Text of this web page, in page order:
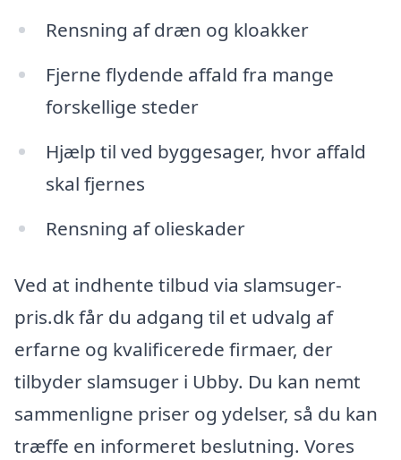
Rensning af dræn og kloakker
Fjerne flydende affald fra mange
forskellige steder
Hjælp til ved byggesager, hvor affald
skal fjernes
Rensning af olieskader
Ved at indhente tilbud via slamsuger-
pris.dk får du adgang til et udvalg af
erfarne og kvalificerede firmaer, der
tilbyder slamsuger i Ubby. Du kan nemt
sammenligne priser og ydelser, så du kan
træffe en informeret beslutning. Vores